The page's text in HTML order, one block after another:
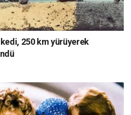
250 km yürüyerek